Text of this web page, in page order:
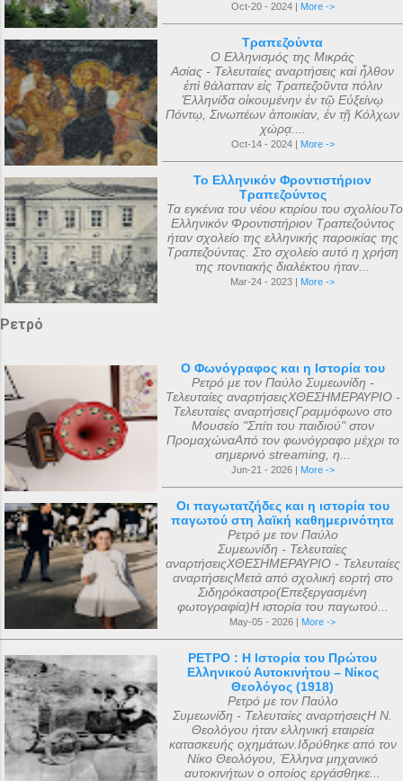
Oct-20 - 2024 | More ->
Τραπεζούντα
Ο Ελληνισμός της Μικράς
Ασίας - Τελευταίες αναρτήσεις καὶ ἦλθον
ἐπὶ θάλατταν εἰς Τραπεζοῦντα πόλιν
Ἑλληνίδα οἰκουμένην ἐν τῷ Εὐξείνῳ
Πόντῳ, Σινωπέων ἀποικίαν, ἐν τῇ Κόλχων
χώρᾳ....
Oct-14 - 2024 | More ->
Το Ελληνικόν Φροντιστήριον
Τραπεζούντος
Τα εγκένια του νέου κτιρίου του σχολίουΤο
Ελληνικόν Φροντιστήριον Τραπεζούντος
ήταν σχολείο της ελληνικής παροικίας της
Τραπεζούντας. Στο σχολείο αυτό η χρήση
της ποντιακής διαλέκτου ήταν...
Mar-24 - 2023 | More ->
Ρετρό
Ο Φωνόγραφος και η Ιστορία του
Ρετρό με τον Παύλο Συμεωνίδη -
Τελευταίες αναρτήσειςΧΘΕΣΗΜΕΡΑΥΡΙΟ -
Τελευταίες αναρτήσειςΓραμμόφωνο στο
Μουσείο "Σπίτι του παιδιού" στον
ΠρομαχώναΑπό τον φωνόγραφο μέχρι το
σημερινό streaming, η...
Jun-21 - 2026 | More ->
Οι παγωτατζήδες και η ιστορία του
παγωτού στη λαϊκή καθημερινότητα
Ρετρό με τον Παύλο
Συμεωνίδη - Τελευταίες
αναρτήσειςΧΘΕΣΗΜΕΡΑΥΡΙΟ - Τελευταίες
αναρτήσειςΜετά από σχολική εορτή στο
Σιδηρόκαστρο(Επεξεργασμένη
φωτογραφία)Η ιστορία του παγωτού...
May-05 - 2026 | More ->
ΡΕΤΡΟ : Η Ιστορία του Πρώτου
Ελληνικού Αυτοκινήτου – Νίκος
Θεολόγος (1918)
Ρετρό με τον Παύλο
Συμεωνίδη - Τελευταίες αναρτήσειςΗ Ν.
Θεολόγου ήταν ελληνική εταιρεία
κατασκευής οχημάτων.Ιδρύθηκε από τον
Νίκο Θεολόγου, Έλληνα μηχανικό
αυτοκινήτων ο οποίος εργάσθηκε...